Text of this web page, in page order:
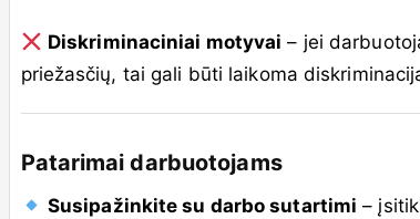
Diskriminaciniai motyvai – jei
priežasčių, tai gali būti laikoma
Patarimai darbuotojams
Susipažinkite su darbo sutartimi –